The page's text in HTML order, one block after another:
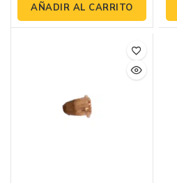
5
AÑADIR AL CARRITO
5